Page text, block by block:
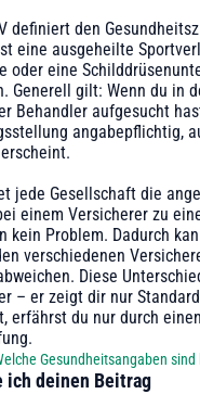
definiert den
eine ausgeheilte
oder eine
Generell gilt: Wenn du in
Behandler aufgesucht
angabepflichtig,
jede Gesellschaft die
einem Versicherer zu
kein Problem. Dadurch
verschiedenen
Diese
– er zeigt dir nur
erfährst du nur durch
Gesundheitsangaben
ich deinen Beitrag